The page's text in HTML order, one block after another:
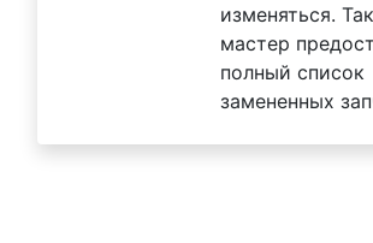
изменяться.
мастер
полный список
замененных